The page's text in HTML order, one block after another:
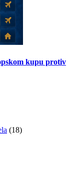
kupu protiv
(18)